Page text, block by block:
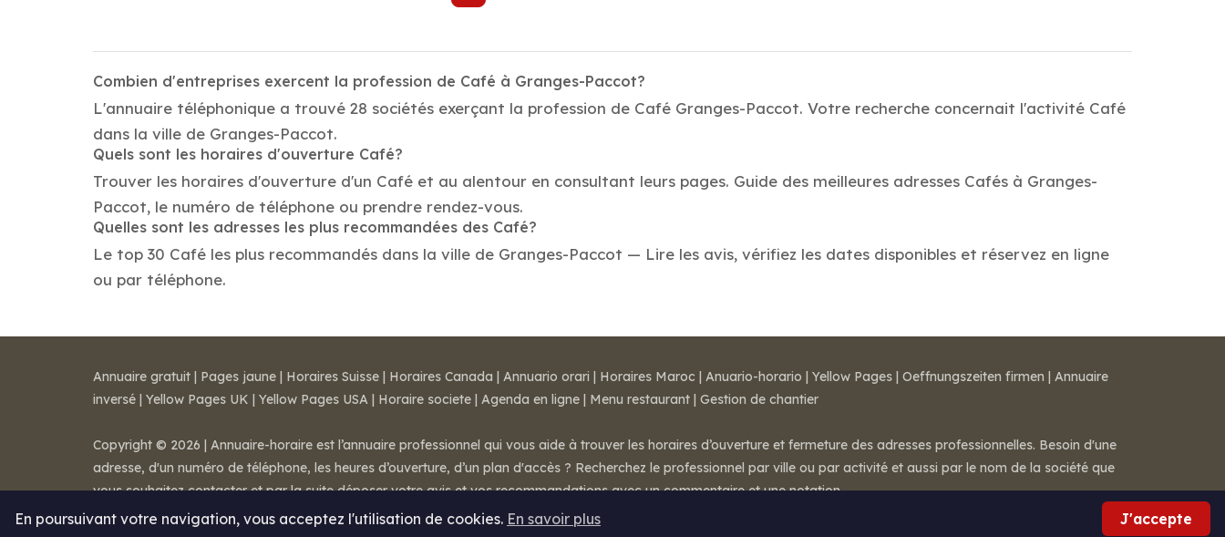
Combien d'entreprises exercent la profession de Café à Granges-Paccot?
L'annuaire téléphonique a trouvé 28 sociétés exerçant la profession de Café Granges-Paccot. Votre recherche concernait l'activité Café
dans la ville de Granges-Paccot.
Quels sont les horaires d'ouverture Café?
Trouver les horaires d'ouverture d'un Café et au alentour en consultant leurs pages. Guide des meilleures adresses Cafés à Granges-
Paccot, le numéro de téléphone ou prendre rendez-vous.
Quelles sont les adresses les plus recommandées des Café?
Le top 30 Café les plus recommandés dans la ville de Granges-Paccot — Lire les avis, vérifiez les dates disponibles et réservez en ligne
ou par téléphone.
En poursuivant votre navigation, vous acceptez l'utilisation de cookies. En savoir plus J'accepte
Annuaire gratuit | Pages jaune | Horaires Suisse | Horaires Canada | Annuario orari | Horaires Maroc | Anuario-horario | Yellow Pages | Oeffnungszeiten firmen | Annuaire
inversé | Yellow Pages UK | Yellow Pages USA | Horaire societe | Agenda en ligne | Menu restaurant | Gestion de chantier
Copyright © 2026 | Annuaire-horaire est l’annuaire professionnel qui vous aide à trouver les horaires d’ouverture et fermeture des adresses professionnelles. Besoin d'une
adresse, d'un numéro de téléphone, les heures d’ouverture, d’un plan d'accès ? Recherchez le professionnel par ville ou par activité et aussi par le nom de la société que
vous souhaitez contacter et par la suite déposer votre avis et vos recommandations avec un commentaire et une notation.
Mentions légales-Conditions de ventes- Contact